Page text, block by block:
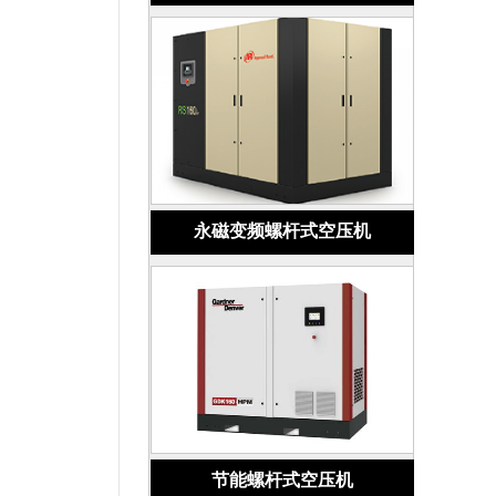
永磁变频螺杆式空压机
节能螺杆式空压机